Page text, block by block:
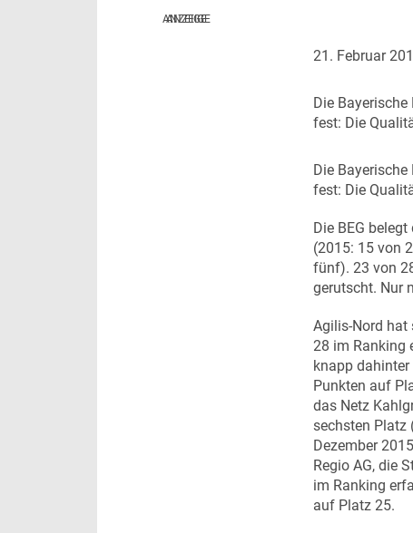
NaNa Data Lab
21. Februar
Die
fest: Die
Die
fest: Die
Die BEG
(2015: 15 von
fünf). 23 von
gerutscht. Nur
Agilis-Nord hat
28 im Ranking
knapp
Punkten auf
das Netz
sechsten Platz
Dezember
Regio AG, die
im Ranking
auf Platz 25.